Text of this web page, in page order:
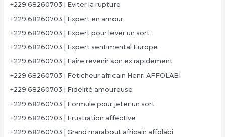
+229 68260703 | Eviter la rupture
+229 68260703 | Expert en amour
+229 68260703 | Expert pour lever un sort
+229 68260703 | Expert sentimental Europe
+229 68260703 | Faire revenir son ex rapidement
+229 68260703 | Féticheur africain Henri AFFOLABI
+229 68260703 | Fidélité amoureuse
+229 68260703 | Formule pour jeter un sort
+229 68260703 | Frustration affective
+229 68260703 | Grand marabout africain affolabi